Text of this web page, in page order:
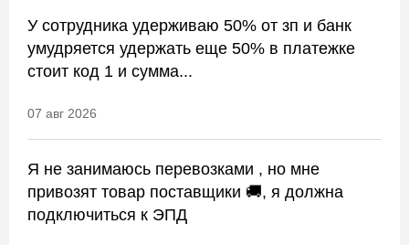
У сотрудника удерживаю 50% от зп и банк
умудряется удержать еще 50% в платежке
стоит код 1 и сумма...
07 авг 2026
Я не занимаюсь перевозками , но мне
привозят товар поставщики 🚚, я должна
подключиться к ЭПД